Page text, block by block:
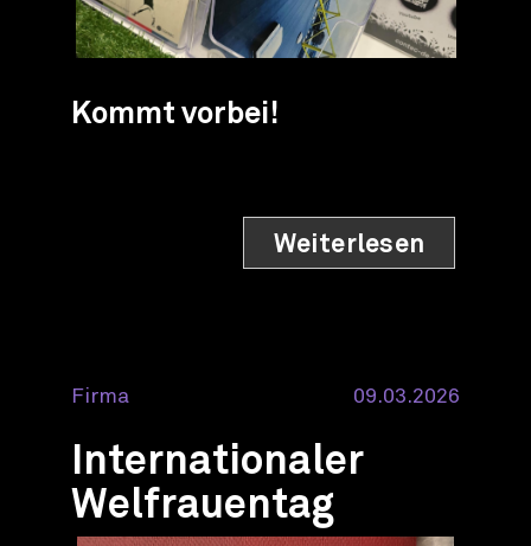
Kommt vorbei!
Weiterlesen
Firma 09.03.2026
Internationaler
Welfrauentag